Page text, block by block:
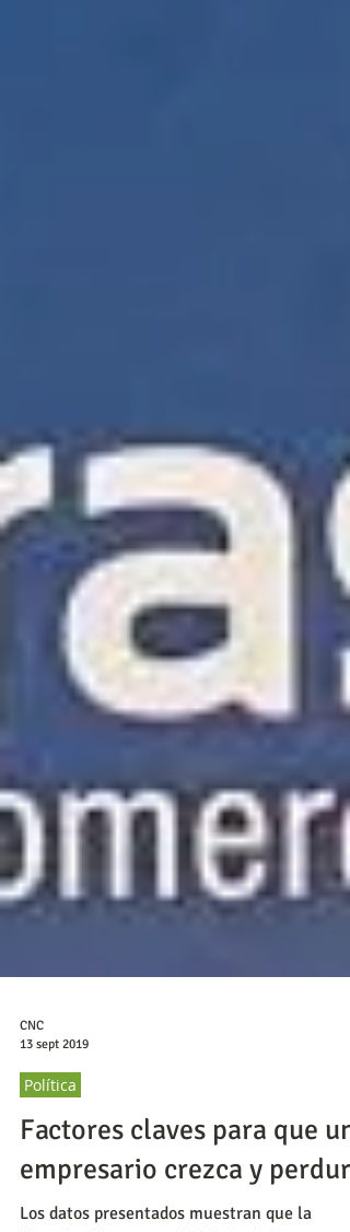
CNC
13 sept 2019
Política
Factores claves para que un
empresario crezca y perdure